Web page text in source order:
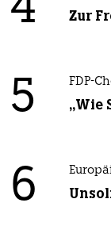
4 Zur
5 FDP-
„Wie
6